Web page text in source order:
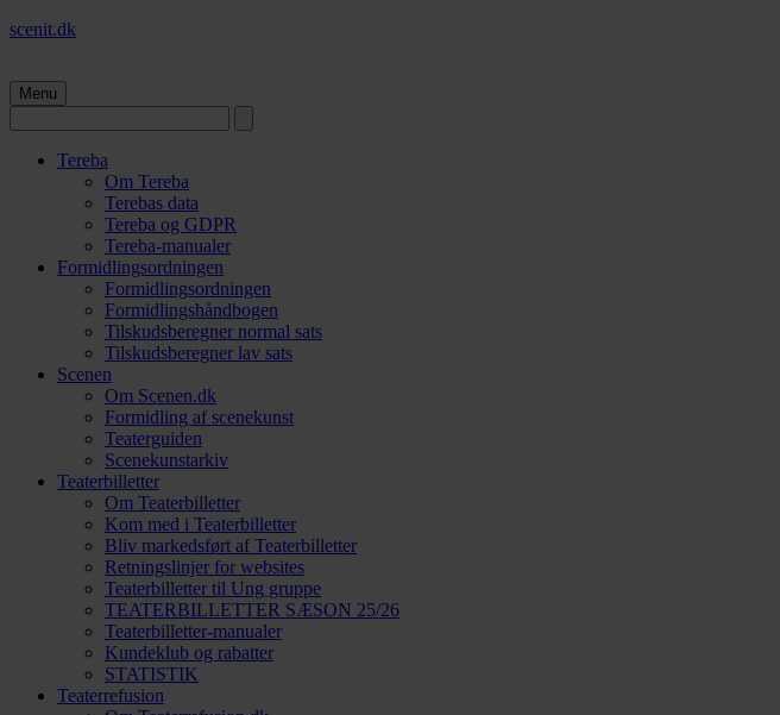
scenit.dk
Menu
Tereba
Om Tereba
Terebas data
Tereba og GDPR
Tereba-manualer
Formidlingsordningen
Formidlingsordningen
Formidlingshåndbogen
Tilskudsberegner normal sats
Tilskudsberegner lav sats
Scenen
Om Scenen.dk
Formidling af scenekunst
Teaterguiden
Scenekunstarkiv
Teaterbilletter
Om Teaterbilletter
Kom med i Teaterbilletter
Bliv markedsført af Teaterbilletter
Retningslinjer for websites
Teaterbilletter til Ung gruppe
TEATERBILLETTER SÆSON 25/26
Teaterbilletter-manualer
Kundeklub og rabatter
STATISTIK
Teaterrefusion